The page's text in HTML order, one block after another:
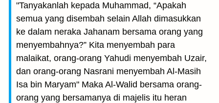
"Tanyakanlah kepada Muhammad, “Apakah
semua yang disembah selain Allah dimasukkan
ke dalam neraka Jahanam bersama orang yang
menyembahnya?” Kita menyembah para
malaikat, orang-orang Yahudi menyembah Uzair,
dan orang-orang Nasrani menyembah Al-Masih
Isa bin Maryam" Maka Al-Walid bersama orang-
orang yang bersamanya di majelis itu heran